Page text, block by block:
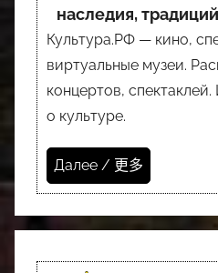
наследия,
Культура.РФ — кино,
виртуальные музеи.
концертов,
о культуре.
Далее / 更多